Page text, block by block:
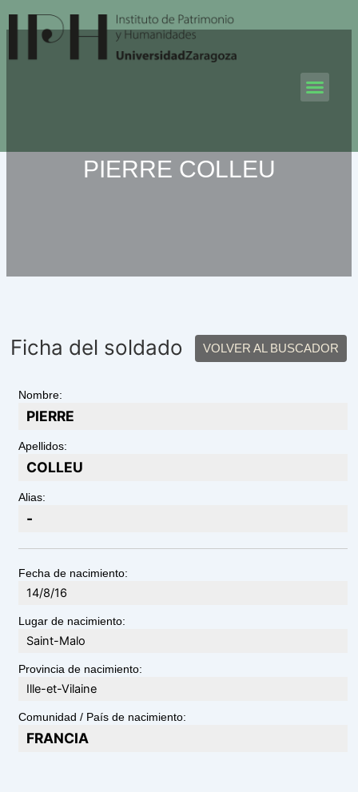
al
contenido
PIERRE COLLEU
Ficha del soldado VOLVER AL BUSCADOR
Nombre:
PIERRE
Apellidos:
COLLEU
Alias:
-
Fecha de nacimiento:
14/8/16
Lugar de nacimiento:
Saint-Malo
Provincia de nacimiento:
Ille-et-Vilaine
Comunidad / País de nacimiento:
FRANCIA